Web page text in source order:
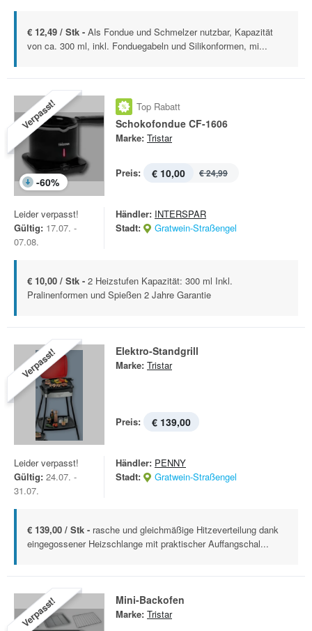
€ 12,49 / Stk - Als Fondue und Schmelzer nutzbar, Kapazität
von ca. 300 ml, inkl. Fonduegabeln und Silikonformen, mi...
Verpasst!
-60%
Top Rabatt
Schokofondue CF-1606
Marke: Tristar
Preis: € 10,00 € 24,99
Leider verpasst!
Gültig: 17.07. -
07.08.
Händler: INTERSPAR
Stadt:
Gratwein-Straßengel
€ 10,00 / Stk - 2 Heizstufen Kapazität: 300 ml Inkl.
Pralinenformen und Spießen 2 Jahre Garantie
Verpasst! Elektro-Standgrill
Marke: Tristar
Preis: € 139,00
Leider verpasst!
Gültig: 24.07. -
31.07.
Händler: PENNY
Stadt:
Gratwein-Straßengel
€ 139,00 / Stk - rasche und gleichmäßige Hitzeverteilung dank
eingegossener Heizschlange mit praktischer Auffangschal...
Verpasst! Mini-Backofen
Marke: Tristar